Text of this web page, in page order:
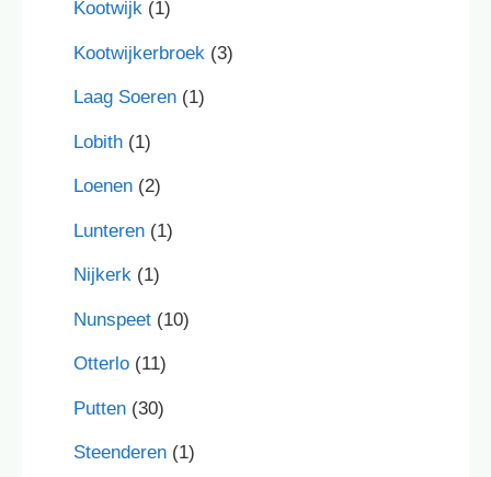
Kootwijk (1)
Kootwijkerbroek (3)
Laag Soeren (1)
Lobith (1)
Loenen (2)
Lunteren (1)
Nijkerk (1)
Nunspeet (10)
Otterlo (11)
Putten (30)
Steenderen (1)